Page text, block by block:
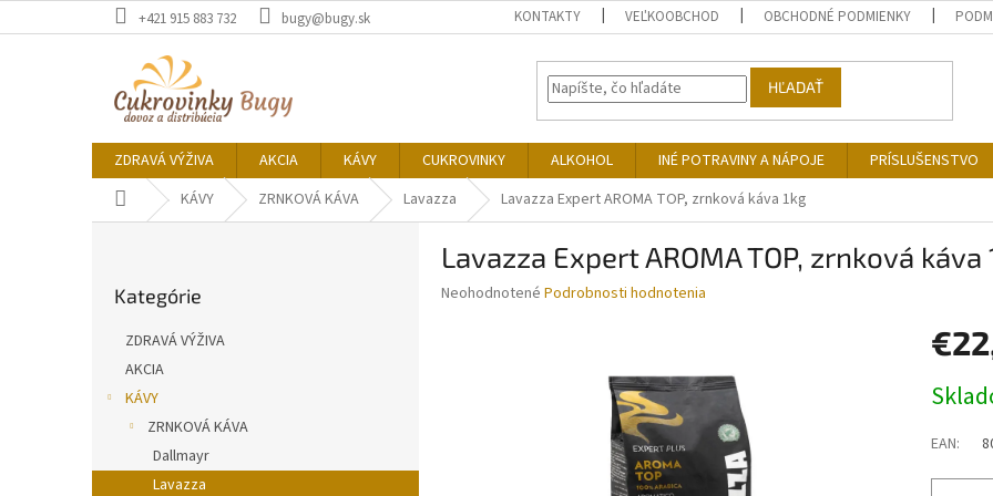
na
+421 915 883 732 bugy@bugy.sk KONTAKTY VEĽKOOBCHOD OBCHODNÉ PODMIENKY
HĽADAŤ
ZDRAVÁ VÝŽIVA AKCIA KÁVY CUKROVINKY ALKOHOL INÉ POTRAVINY A NÁPOJE PRÍSLUŠENSTVO
DomovKÁVY ZRNKOVÁ KÁVA Lavazza Lavazza Expert AROMA TOP, zrnková káva 1kg
kategórie
Kategórie
ZDRAVÁ VÝŽIVA
AKCIA
KÁVY
ZRNKOVÁ KÁVA
Dallmayr
Lavazza
Lavazza Expert AROMA TOP, zrnková káva
Priemerné
Neohodnotené Podrobnosti hodnotenia
cena:
EAN: